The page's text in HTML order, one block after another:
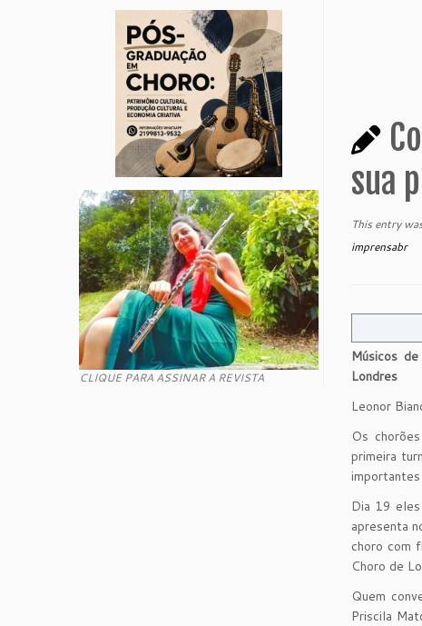
CLIQUE PARA ASSINAR A REVISTA
sua
This entry
imprensabr
Músicos
Londres
Leonor
Os
primeira
Dia 19
apresenta
choro com
Choro de
Quem
Priscila